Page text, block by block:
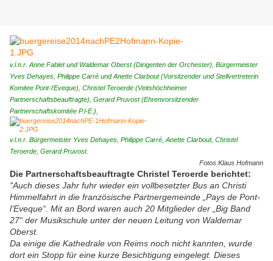
v.l.n.r. Anne Fablet und Waldemar Oberst (Dirigenten der Orchester), Bürgermeister
Yves Dehayes, Philippe Carré und Anette Clarbout (Vorsitzender und Stellvertreterin
Komitee Pont-l'Eveque), Christel Teroerde (Veitshöchheimer
Partnerschaftsbeauftragte), Gerard Pruvost (Ehrenvorsitzender
Partnerschaftskomitée P.l-E.),
v.l.n.r. Bürgermeister Yves Dehayes, Philippe Carré, Anette Clarbout, Christel
Teroerde, Gerard Pruvost.
Fotos:Klaus Hofmann
Die Partnerschaftsbeauftragte Christel Teroerde berichtet:
"Auch dieses Jahr fuhr wieder ein vollbesetzter Bus an Christi
Himmelfahrt in die französische Partnergemeinde „Pays de Pont-
l’Eveque“. Mit an Bord waren auch 20 Mitglieder der „Big Band
27“ der Musikschule unter der neuen Leitung von Waldemar
Oberst.
Da einige die Kathedrale von Reims noch nicht kannten, wurde
dort ein Stopp für eine kurze Besichtigung eingelegt. Dieses